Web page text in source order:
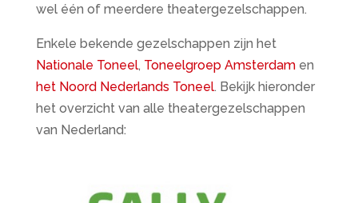
wel één of meerdere theatergezelschappen.
Enkele bekende gezelschappen zijn het
Nationale Toneel, Toneelgroep Amsterdamen
het Noord Nederlands Toneel. Bekijk hieronder
het overzicht van alle theatergezelschappen
van Nederland: